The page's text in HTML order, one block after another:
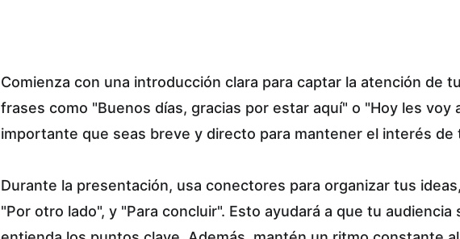
Comienza con una introducción clara para captar la atención de
frases como "Buenos días, gracias por estar aquí" o "Hoy les voy
importante que seas breve y directo para mantener el interés de
Durante la presentación, usa conectores para organizar tus
"Por otro lado", y "Para concluir". Esto ayudará a que tu